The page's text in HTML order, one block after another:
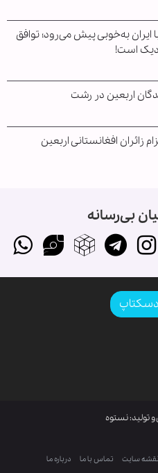
ایران به‌خوبی پیش می‌رود؛ توافق
است!
اربعین در رشت
زائران افغانستانی اربعین
بی‌رسانه
تولید: نستوه
نقشه سایت تماس با ما درباره ما